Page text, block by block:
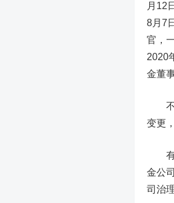
月12
8月7
官，
2020
金董
不管
变更
有专
金公
司治